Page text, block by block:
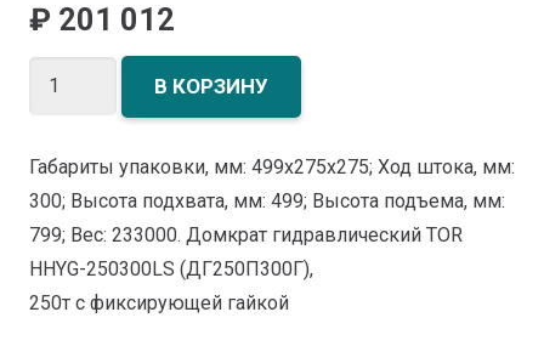
₽ 201 012
Количество
гидравлический
TOR
HHYG-
250300LS
(ДГ250П300Г),
В КОРЗИНУ
Габариты упаковки, мм: 499х275х275; Ход штока, мм:
300; Высота подхвата, мм: 499; Высота подъема, мм:
799; Вес: 233000. Домкрат гидравлический TOR
HHYG-250300LS (ДГ250П300Г),
250т с фиксирующей гайкой